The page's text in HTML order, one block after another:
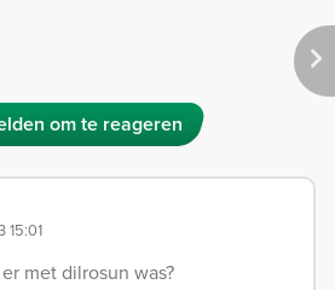
om te reageren
15:01
met dilrosun was?